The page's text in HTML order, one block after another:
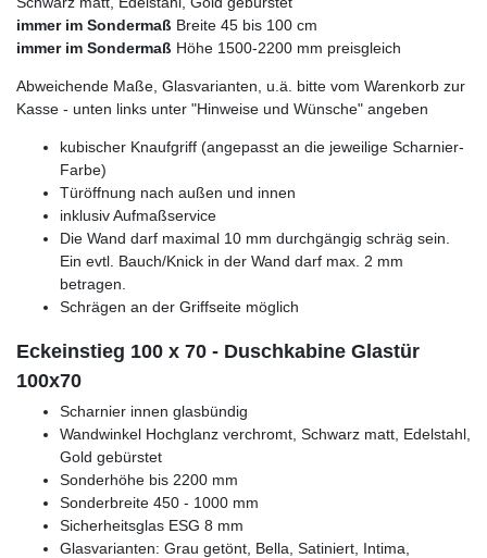
immer im Sondermaß Breite 45 bis 100 cm
immer im Sondermaß Höhe 1500-2200 mm preisgleich
Abweichende Maße, Glasvarianten, u.ä. bitte vom Warenkorb zur
Kasse - unten links unter "Hinweise und Wünsche" angeben
kubischer Knaufgriff (angepasst an die jeweilige Scharnier-
Farbe)
Türöffnung nach außen und innen
inklusiv Aufmaßservice
Die Wand darf maximal 10 mm durchgängig schräg sein.
Ein evtl. Bauch/Knick in der Wand darf max. 2 mm
betragen.
Schrägen an der Griffseite möglich
Eckeinstieg 100 x 70 - Duschkabine Glastür
100x70
Scharnier innen glasbündig
Wandwinkel Hochglanz verchromt, Schwarz matt, Edelstahl,
Gold gebürstet
Sonderhöhe bis 2200 mm
Sonderbreite 450 - 1000 mm
Sicherheitsglas ESG 8 mm
Glasvarianten: Grau getönt, Bella, Satiniert, Intima,